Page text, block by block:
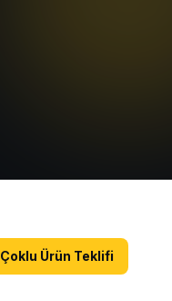
Çoklu Ürün Teklifi